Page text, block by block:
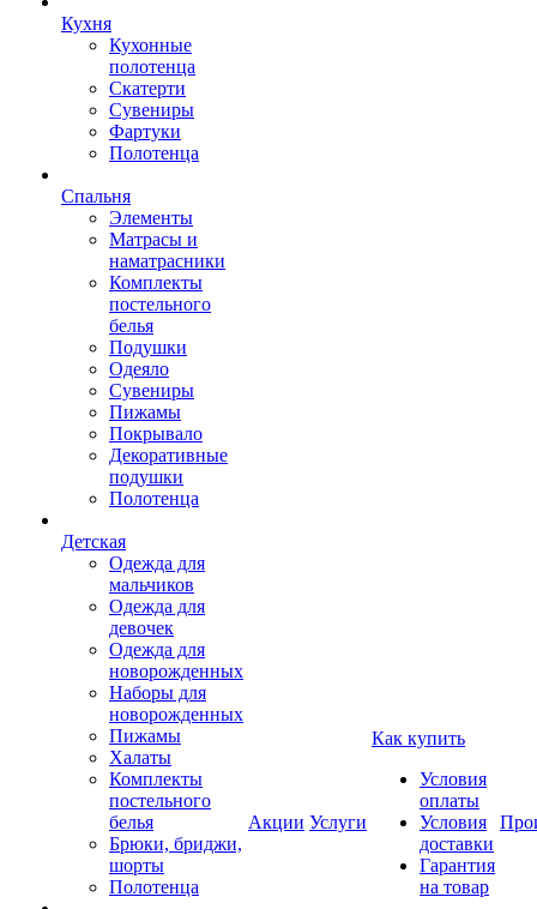
Кухня
Кухонные
полотенца
Скатерти
Сувениры
Фартуки
Полотенца
Спальня
Элементы
Матрасы и
наматрасники
Комплекты
постельного
белья
Подушки
Одеяло
Сувениры
Пижамы
Покрывало
Декоративные
подушки
Полотенца
Детская
Одежда для
мальчиков
Одежда для
девочек
Одежда для
новорожденных
Наборы для
новорожденных
Пижамы
Халаты
Комплекты
постельного
белья
Брюки, бриджи,
шорты
Полотенца
Акции Услуги
Как купить
Условия
оплаты
Условия
доставки
Гарантия
на товар